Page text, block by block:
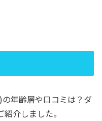
の年齢層や口コミは？ダ
介しました。